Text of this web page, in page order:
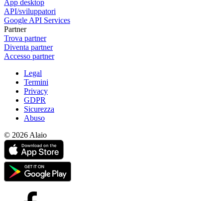
App desktop
API/sviluppatori
Google API Services
Partner
Trova partner
Diventa partner
Accesso partner
Legal
Termini
Privacy
GDPR
Sicurezza
Abuso
© 2026 Alaio